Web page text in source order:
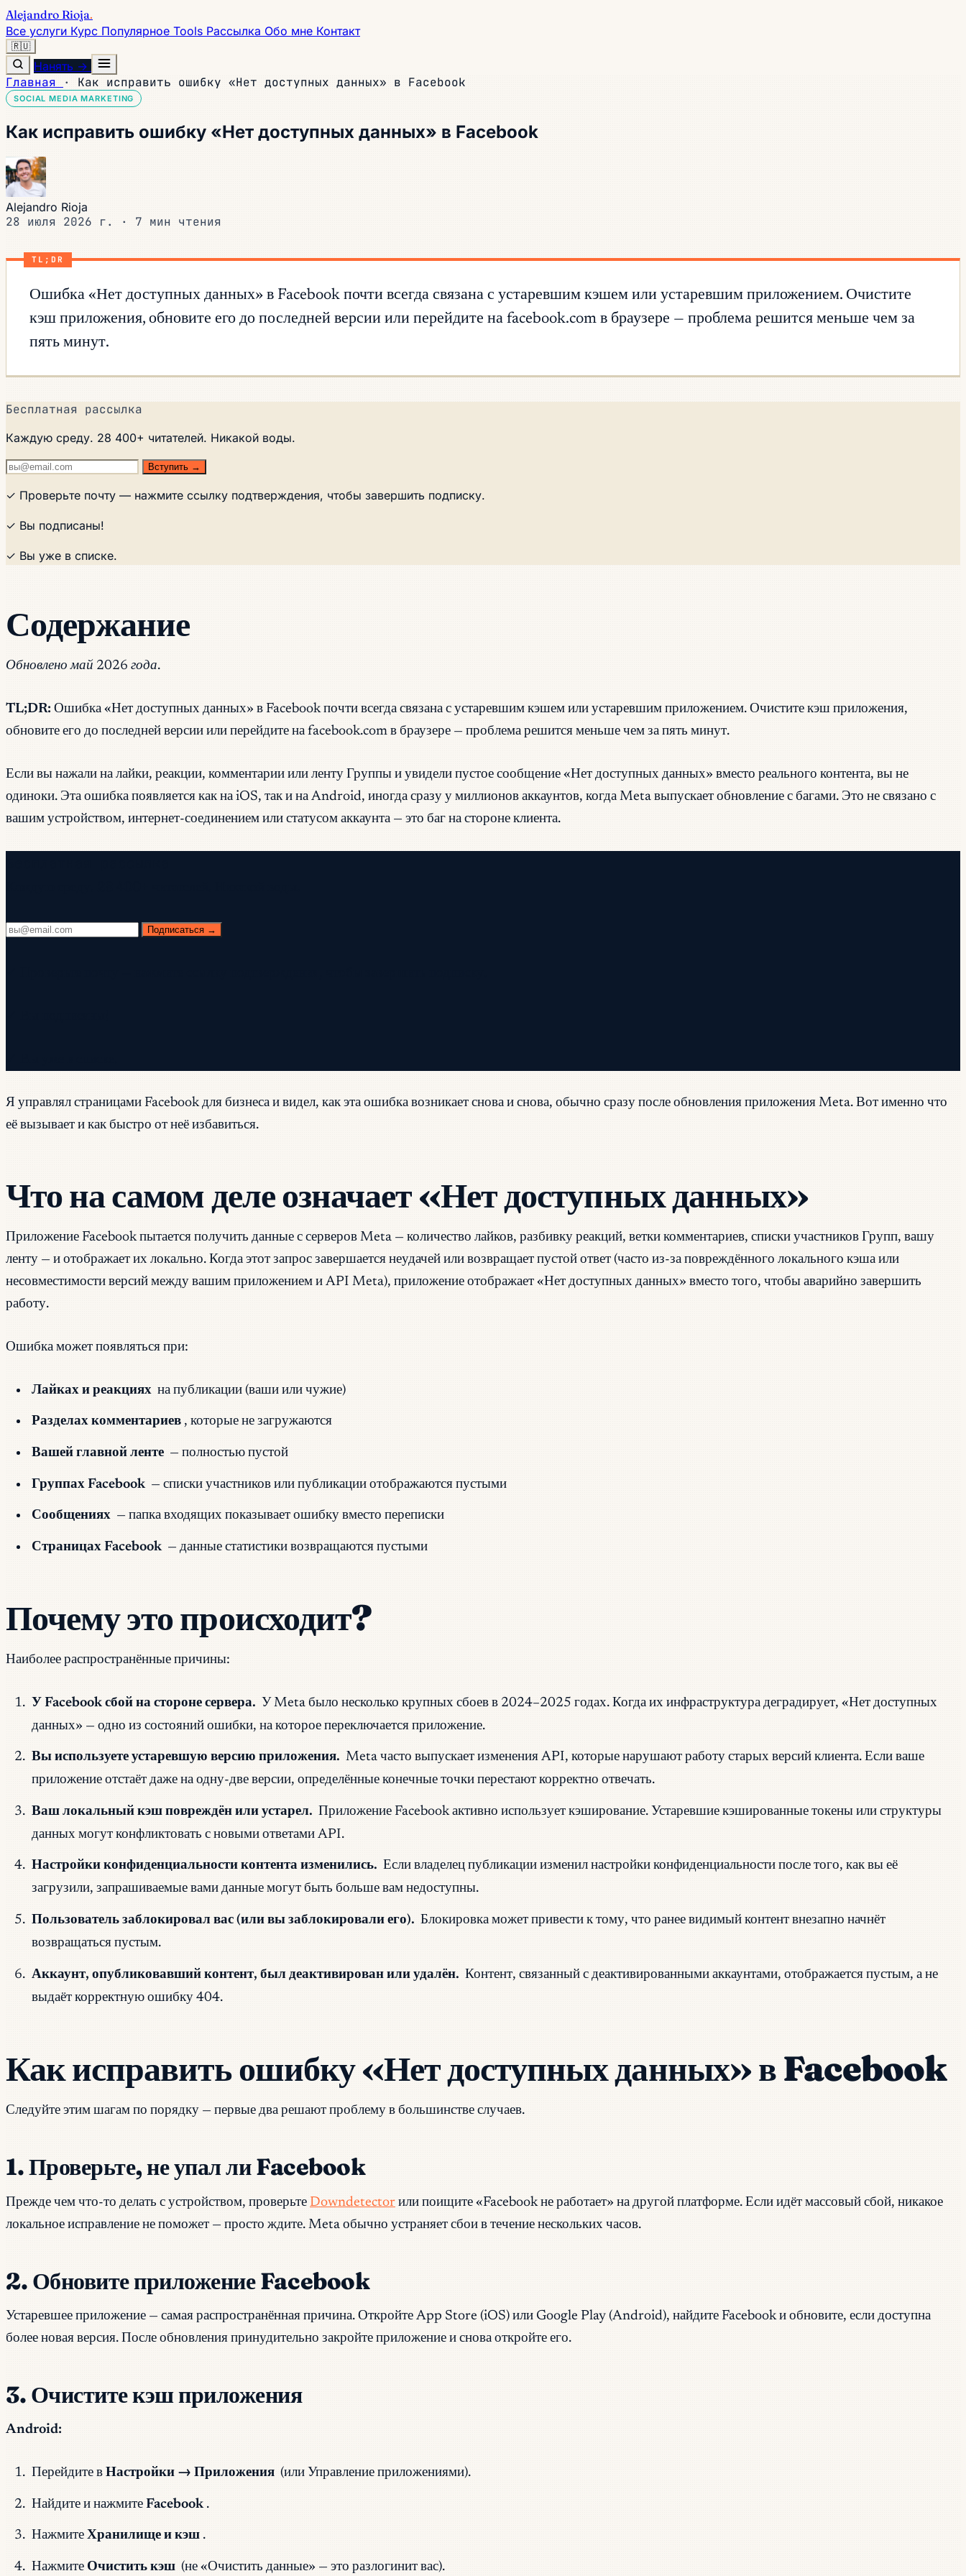
Alejandro Rioja.
Все услуги Курс Популярное Tools Рассылка Обо мне Контакт
🇷🇺
Нанять →
Главная · Как исправить ошибку «Нет доступных данных» в Facebook
SOCIAL MEDIA MARKETING
Как исправить ошибку «Нет доступных данных» в Facebook
Alejandro Rioja
28 июля 2026 г. · 7 мин чтения
TL;DR
Ошибка «Нет доступных данных» в Facebook почти всегда связана с устаревшим кэшем или устаревшим приложением. Очистите
кэш приложения, обновите его до последней версии или перейдите на facebook.com в браузере — проблема решится меньше чем за
пять минут.
Бесплатная рассылка
Каждую среду. 28 400+ читателей. Никакой воды.
Вступить →
✓ Проверьте почту — нажмите ссылку подтверждения, чтобы завершить подписку.
✓ Вы подписаны!
✓ Вы уже в списке.
Содержание
Обновлено май 2026 года.
TL;DR: Ошибка «Нет доступных данных» в Facebook почти всегда связана с устаревшим кэшем или устаревшим приложением. Очистите кэш приложения,
обновите его до последней версии или перейдите на facebook.com в браузере — проблема решится меньше чем за пять минут.
Если вы нажали на лайки, реакции, комментарии или ленту Группы и увидели пустое сообщение «Нет доступных данных» вместо реального контента, вы не
одиноки. Эта ошибка появляется как на iOS, так и на Android, иногда сразу у миллионов аккаунтов, когда Meta выпускает обновление с багами. Это не связано с
вашим устройством, интернет-соединением или статусом аккаунта — это баг на стороне клиента.
Подписаться →
Я управлял страницами Facebook для бизнеса и видел, как эта ошибка возникает снова и снова, обычно сразу после обновления приложения Meta. Вот именно что
её вызывает и как быстро от неё избавиться.
Что на самом деле означает «Нет доступных данных»
Приложение Facebook пытается получить данные с серверов Meta — количество лайков, разбивку реакций, ветки комментариев, списки участников Групп, вашу
ленту — и отображает их локально. Когда этот запрос завершается неудачей или возвращает пустой ответ (часто из-за повреждённого локального кэша или
несовместимости версий между вашим приложением и API Meta), приложение отображает «Нет доступных данных» вместо того, чтобы аварийно завершить
работу.
Ошибка может появляться при:
Лайках и реакциях на публикации (ваши или чужие)
Разделах комментариев , которые не загружаются
Вашей главной ленте — полностью пустой
Группах Facebook — списки участников или публикации отображаются пустыми
Сообщениях — папка входящих показывает ошибку вместо переписки
Страницах Facebook — данные статистики возвращаются пустыми
Почему это происходит?
Наиболее распространённые причины:
У Facebook сбой на стороне сервера. У Meta было несколько крупных сбоев в 2024–2025 годах. Когда их инфраструктура деградирует, «Нет доступных
данных» — одно из состояний ошибки, на которое переключается приложение.
Вы используете устаревшую версию приложения. Meta часто выпускает изменения API, которые нарушают работу старых версий клиента. Если ваше
приложение отстаёт даже на одну-две версии, определённые конечные точки перестают корректно отвечать.
Ваш локальный кэш повреждён или устарел. Приложение Facebook активно использует кэширование. Устаревшие кэшированные токены или структуры
данных могут конфликтовать с новыми ответами API.
Настройки конфиденциальности контента изменились. Если владелец публикации изменил настройки конфиденциальности после того, как вы её
загрузили, запрашиваемые вами данные могут быть больше вам недоступны.
Пользователь заблокировал вас (или вы заблокировали его). Блокировка может привести к тому, что ранее видимый контент внезапно начнёт
возвращаться пустым.
Аккаунт, опубликовавший контент, был деактивирован или удалён. Контент, связанный с деактивированными аккаунтами, отображается пустым, а не
выдаёт корректную ошибку 404.
Как исправить ошибку «Нет доступных данных» в Facebook
Следуйте этим шагам по порядку — первые два решают проблему в большинстве случаев.
1. Проверьте, не упал ли Facebook
Прежде чем что-то делать с устройством, проверьте Downdetector или поищите «Facebook не работает» на другой платформе. Если идёт массовый сбой, никакое
локальное исправление не поможет — просто ждите. Meta обычно устраняет сбои в течение нескольких часов.
2. Обновите приложение Facebook
Устаревшее приложение — самая распространённая причина. Откройте App Store (iOS) или Google Play (Android), найдите Facebook и обновите, если доступна
более новая версия. После обновления принудительно закройте приложение и снова откройте его.
3. Очистите кэш приложения
Android:
Перейдите в Настройки → Приложения (или Управление приложениями).
Найдите и нажмите Facebook .
Нажмите Хранилище и кэш .
Нажмите Очистить кэш (не «Очистить данные» — это разлогинит вас).